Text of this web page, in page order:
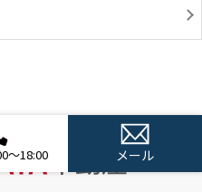
～18:00 メール